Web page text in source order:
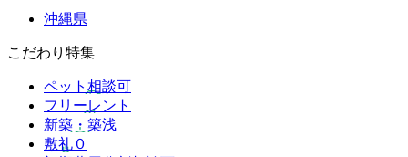
沖縄県
こだわり特集
ペット相談可
フリーレント
新築・築浅
敷礼０